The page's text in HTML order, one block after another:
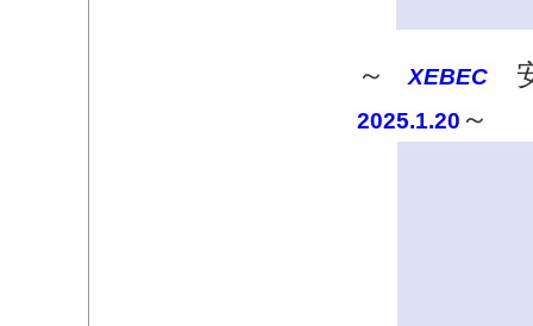
～ XEBEC
2025.1.20 ～​